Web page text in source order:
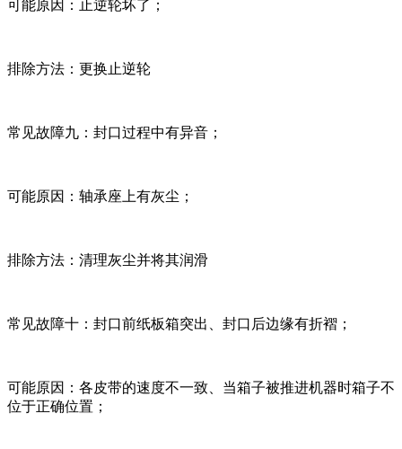
可能原因：止逆轮坏了；
排除方法：更换止逆轮
常见故障九：封口过程中有异音；
可能原因：轴承座上有灰尘；
排除方法：清理灰尘并将其润滑
常见故障十：封口前纸板箱突出、封口后边缘有折褶；
可能原因：各皮带的速度不一致、当箱子被推进机器时箱子不
位于正确位置；